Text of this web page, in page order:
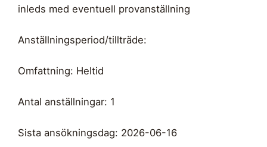
inleds med eventuell provanställning
Anställningsperiod/tillträde:
Omfattning: Heltid
Antal anställningar: 1
Sista ansökningsdag: 2026-06-16